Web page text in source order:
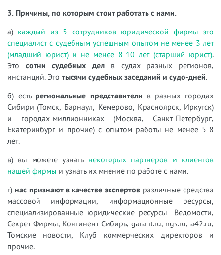
3. Причины, по которым стоит работать с нами.
а) каждый из 5 сотрудников юридической фирмы это
специалист с судебным успешным опытом не менее 3 лет
(младший юрист) и не менее 8-10 лет (старший юрист).
Это сотни судебных дел в судах разных регионов,
инстанций. Это тысячи судебных заседаний и судо-дней.
б) есть региональные представители в разных городах
Сибири (Томск, Барнаул, Кемерово, Красноярск, Иркутск)
и городах-миллионниках (Москва, Санкт-Петербург,
Екатеринбург и прочие) с опытом работы не менее 5-8
лет.
в) вы можете узнать некоторых партнеров и клиентов
нашей фирмы и узнать их мнение по работе с нами.
г) нас признают в качестве экспертов различные средства
массовой информации, информационные ресурсы,
специализированные юридические ресурсы -Ведомости,
Секрет Фирмы, Континент Сибирь, garant.ru, ngs.ru, a42.ru,
Томские новости, Клуб коммерческих директоров и
прочие.